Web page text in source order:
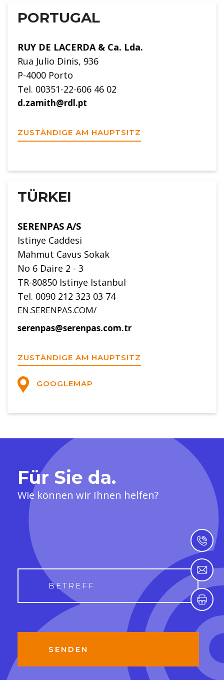
PORTUGAL
RUY DE LACERDA & Ca. Lda.
Rua Julio Dinis, 936
P-4000 Porto
Tel. 00351-22-606 46 02
d.zamith@rdl.pt
ZUSTÄNDIGE AM HAUPTSITZ
TÜRKEI
SERENPAS A/S
Istinye Caddesi
Mahmut Cavus Sokak
No 6 Daire 2 - 3
TR-80850 Istinye Istanbul
Tel. 0090 212 323 03 74
EN.SERENPAS.COM/
serenpas@serenpas.com.tr
ZUSTÄNDIGE AM HAUPTSITZ
GOOGLEMAP
Für Sie da.
Wie können wir Ihnen helfen?